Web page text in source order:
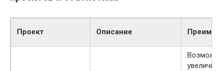
Проект Описание